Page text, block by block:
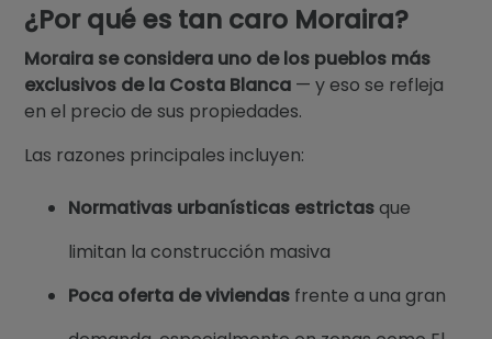
¿Por qué es tan caro Moraira?
Moraira se considera uno de los pueblos más
exclusivos de la Costa Blanca — y eso se refleja
en el precio de sus propiedades.
Las razones principales incluyen:
Normativas urbanísticas estrictasque
limitan la construcción masiva
Poca oferta de viviendas frente a una gran